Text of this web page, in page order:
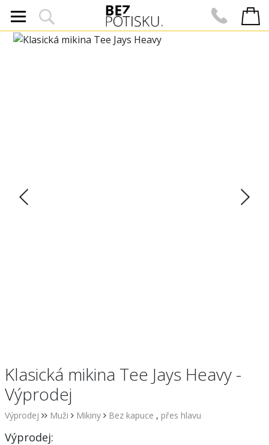
Klasická mikina Tee Jays Heavy -
Výprodej
Výprodej Muži Mikiny Bez kapuce , přes hlavu
Výprodej: